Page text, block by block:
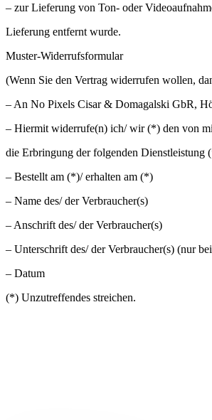
– zur Lieferung von Ton- oder
Lieferung entfernt wurde.
Muster-Widerrufsformular
(Wenn Sie den Vertrag widerrufen wollen,
– An No Pixels Cisar & Domagalski GbR,
– Hiermit widerrufe(n) ich/ wir (*) den von
die Erbringung der folgenden Dienstleistung
– Bestellt am (*)/ erhalten am (*)
– Name des/ der Verbraucher(s)
– Anschrift des/ der Verbraucher(s)
– Unterschrift des/ der Verbraucher(s) (nur
– Datum
(*) Unzutreffendes streichen.